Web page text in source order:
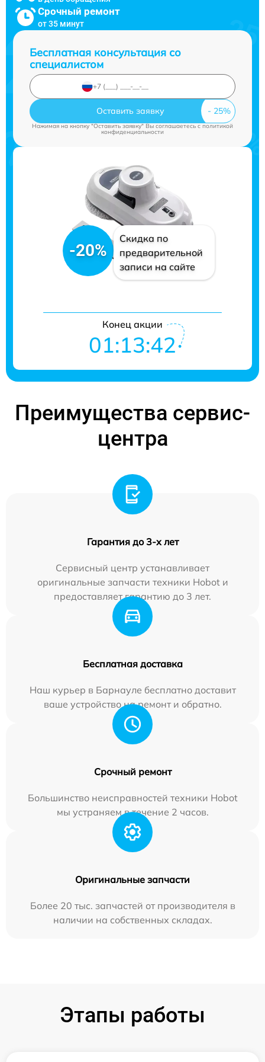
Срочный ремонт
от 35 минут
Бесплатная консультация со
специалистом
Оставить заявку
Нажимая на кнопку "Оставить заявку" Вы соглашаетесь cполитикой
конфиденциальности
-20%
Скидка по
предварительной
записи на сайте
Конец акции
01:13:42
Преимущества сервис-
центра
Гарантия до 3-х лет
Сервисный центр устанавливает
оригинальные запчасти техники Hobot и
предоставляет гарантию до 3 лет.
Бесплатная доставка
Наш курьер в Барнауле бесплатно доставит
ваше устройство на ремонт и обратно.
Срочный ремонт
Большинство неисправностей техники Hobot
мы устраняем в течение 2 часов.
Оригинальные запчасти
Более 20 тыс. запчастей от производителя в
наличии на собственных складах.
Этапы работы